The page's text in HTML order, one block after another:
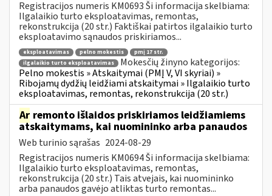
Registracijos numeris KM0693 Ši informacija skelbiama:
Ilgalaikio turto eksploatavimas, remontas,
rekonstrukcija (20 str.) Faktiškai patirtos ilgalaikio turto
eksploatavimo sąnaudos priskiriamos...
eksploatavimas pelno mokestis
pmį 17 str.
ilgalaikio turto eksploatavimas
Mokesčių žinyno kategorijos:
Pelno mokestis » Atskaitymai (PMĮ V, VI skyriai) »
Ribojamų dydžių leidžiami atskaitymai » Ilgalaikio turto
eksploatavimas, remontas, rekonstrukcija (20 str.)
Ar remonto išlaidos priskiriamos leidžiamiems
atskaitymams, kai nuomininko arba panaudos
Web turinio sąrašas 2024-08-29
Registracijos numeris KM0694 Ši informacija skelbiama:
Ilgalaikio turto eksploatavimas, remontas,
rekonstrukcija (20 str.) Tais atvejais, kai nuomininko
arba panaudos gavėjo atliktas turto remontas...